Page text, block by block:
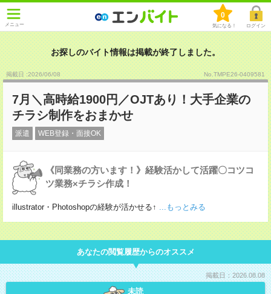
メニュー
0
気になる！ ログイン
お探しのバイト情報は掲載が終了しました。
掲載日 :2026/06/08 No.TMPE26-0409581
7月＼高時給1900円／OJTあり！大手企業の
チラシ制作をおまかせ
派遣 WEB登録・面接OK
《同業務の方います！》経験活かして活躍〇コツコ
ツ業務×チラシ作成！
illustrator・Photoshopの経験が活かせる↑ ...もっとみる
あなたの閲覧履歴からのオススメ
掲載日：2026.08.08
未読